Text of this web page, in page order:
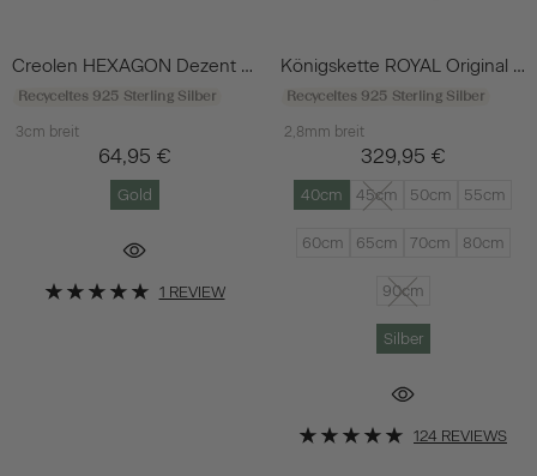
Creolen HEXAGON Dezent Vergoldet
Recyceltes 925 Sterling Silber
3cm breit
64,95 €
Gold
1 REVIEW
Königskette ROYAL Original Silber
Recyceltes 925 Sterling Silber
2,8mm breit
329,95 €
40cm 45cm 50cm 55cm
60cm 65cm 70cm 80cm
90cm
Silber
124 REVIEWS